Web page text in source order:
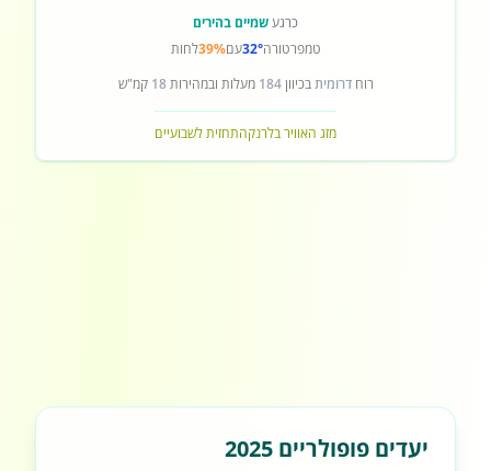
כרגעשמיים בהירים
טמפרטורה32°עם39%לחות
רוחדרומיתבכיוון184 מעלות ובמהירות18 קמ"ש
מזג האוויר בלרנקהתחזית לשבועיים
יעדים פופולריים 2025